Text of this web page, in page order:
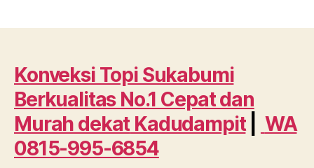
No.1
Cepat
dan
dekat
Konveksi Topi Sukabumi
Berkualitas No.1 Cepat dan
Murah dekat Kadudampit|
WA
0815-995-6854